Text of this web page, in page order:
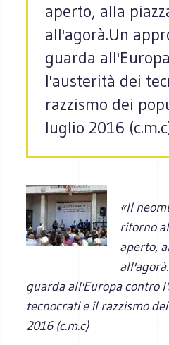
aperto, alla
all'agorà.Un
guarda
l'austerità dei
razzismo dei
luglio 2016
«Il
ritorno
aperto,
guarda all'Europa contro
tecnocrati e il razzismo
2016 (c.m.c)